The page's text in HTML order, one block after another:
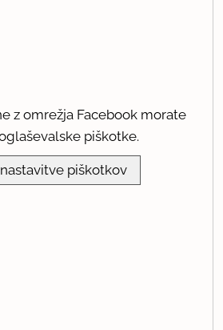
z omrežja Facebook morate
piškotke.
piškotkov